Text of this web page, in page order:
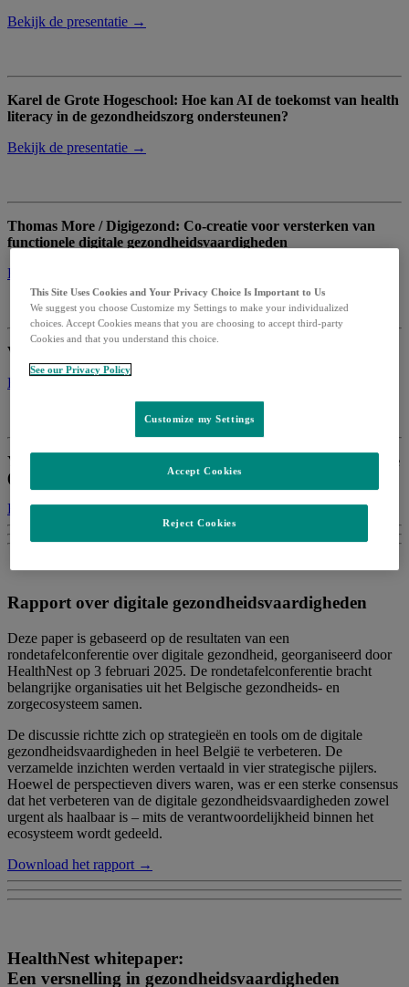
Bekijk de presentatie →
Karel de Grote Hogeschool: Hoe kan AI de toekomst van health
literacy in de gezondheidszorg ondersteunen?
Bekijk de presentatie →
Thomas More / Digigezond: Co-creatie voor versterken van
functionele digitale gezondheidsvaardigheden
Bekijk de presentatie →
Vlaams Instituut Gezond Leven: Health Literate Organisations
Bekijk de presentatie →
Yuza: How can we design virtual health initiatives that embrace
(digital) health literacy?
Bekijk de presentatie →
Rapport over digitale gezondheidsvaardigheden
Deze paper is gebaseerd op de resultaten van een
rondetafelconferentie over digitale gezondheid, georganiseerd door
HealthNest op 3 februari 2025. De rondetafelconferentie bracht
belangrijke organisaties uit het Belgische gezondheids- en
zorgecosysteem samen.
De discussie richtte zich op strategieën en tools om de digitale
gezondheidsvaardigheden in heel België te verbeteren. De
verzamelde inzichten werden vertaald in vier strategische pijlers.
Hoewel de perspectieven divers waren, was er een sterke consensus
dat het verbeteren van de digitale gezondheidsvaardigheden zowel
urgent als haalbaar is – mits de verantwoordelijkheid binnen het
ecosysteem wordt gedeeld.
Download het rapport →
HealthNest whitepaper:
Een versnelling in gezondheidsvaardigheden
This Site Uses Cookies and Your Privacy Choice Is Important to Us
We suggest you choose Customize my Settings to make your individualized
choices. Accept Cookies means that you are choosing to accept third-party
Cookies and that you understand this choice.
See our Privacy Policy
Customize my Settings
Reject Cookies
Accept Cookies